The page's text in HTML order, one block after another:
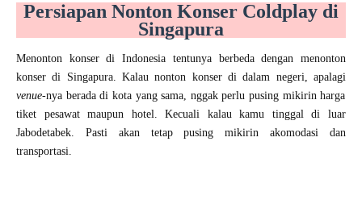
Persiapan Nonton Konser Coldplay di
Singapura
Menonton konser di Indonesia tentunya berbeda dengan menonton
konser di Singapura. Kalau nonton konser di dalam negeri, apalagi
venue-nya berada di kota yang sama, nggak perlu pusing mikirin harga
tiket pesawat maupun hotel. Kecuali kalau kamu tinggal di luar
Jabodetabek. Pasti akan tetap pusing mikirin akomodasi dan
transportasi.